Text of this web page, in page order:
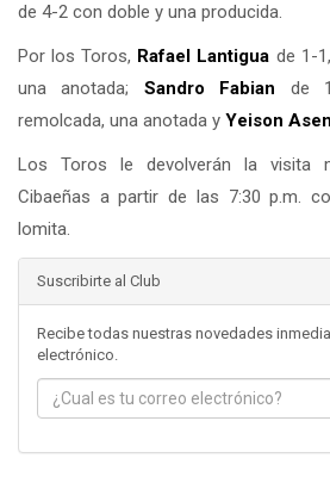
de 4-2 con doble y una producida.
Por los Toros, Rafael Lantigua de 1-
una anotada; Sandro Fabian de
remolcada, una anotada y Yeison
Los Toros le devolverán la visita
Cibaeñas a partir de las 7:30 p.m.
lomita.
Suscribirte al Club
Recibe todas nuestras novedades
electrónico.